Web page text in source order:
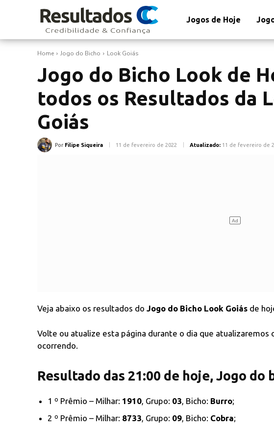
Jogos de Hoje
Home Jogo do Bicho Look Goiás
Jogo do Bicho Look de
todos os Resultados da
Goiás
Por Filipe Siqueira 11 de fevereiro de 2022 Atualizado: 11 de fevereiro de
Veja abaixo os resultados do Jogo do Bicho Look Goiás de
Volte ou atualize esta página durante o dia que
ocorrendo.
Resultado das 21:00 de hoje, Jogo do
1 º Prêmio – Milhar: 1910, Grupo: 03, Bicho: Burro;
2 º Prêmio – Milhar: 8733, Grupo: 09, Bicho: Cobra;